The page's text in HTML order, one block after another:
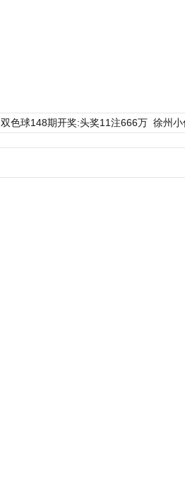
双色球148期开奖:头奖11注666万 徐州